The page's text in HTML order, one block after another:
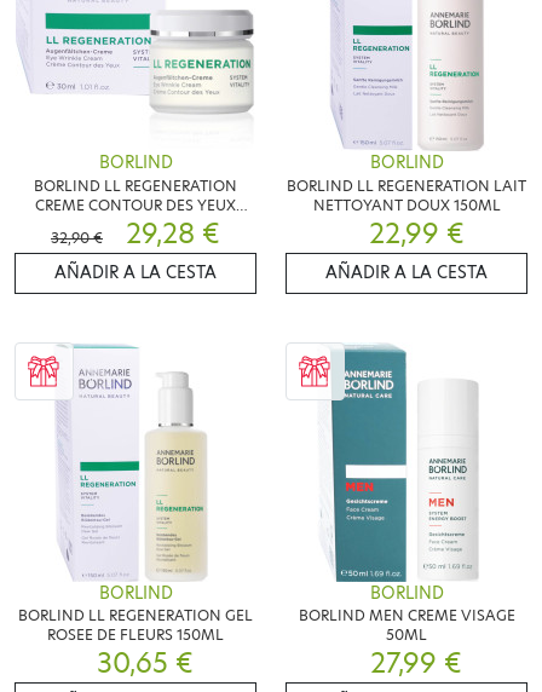
BORLIND
BORLIND LL REGENERATION
CREME CONTOUR DES YEUX
30ML
32,90 € 29,28 €
AÑADIR A LA CESTA
BORLIND
BORLIND LL REGENERATION LAIT
NETTOYANT DOUX 150ML
22,99 €
AÑADIR A LA CESTA
BORLIND
BORLIND LL REGENERATION GEL
ROSEE DE FLEURS 150ML
30,65 €
BORLIND
BORLIND MEN CREME VISAGE
50ML
27,99 €